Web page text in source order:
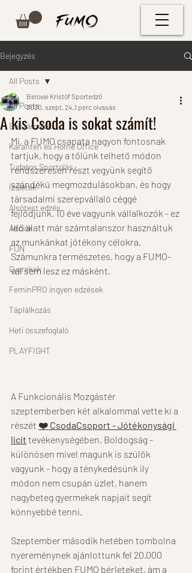
Bejegyzés
All Posts
Beszámolók
Karantén és Home Office
Tudatos Sportolás
Ízületek
Alsótest edzés
Akciók
FUN
Gyerekek
FeminPRO ingyen edzések
Táplálkozás
Heti összefoglaló
PLAYFIGHT
All Posts
A kis Csoda is sokat számít!
Belovai Kristóf Sportedző
2020. szept. 24. 1 perc olvasás
Mi, a FUMO csapata nagyon fontosnak
tartjuk, hogy a tőlünk telhető módon
rendszeresen részt vegyünk segítő
szándékú megmozdulásokban, és hogy
társadalmi szerepvállaló céggé
fejlődjünk. 10 éve vagyunk vállalkozók - ez
idő alatt már számtalanszor használtuk
az munkánkat jótékony célokra.
Számunkra természetes, hogy a FUMO-
val sem lesz ez másként.
A Funkcionális Mozgástér
szeptemberben két alkalommal vette ki a
részét ❤️ CsodaCsoport - Jótékonysági
licit tevékenységében. Boldogság -
különösen mivel magunk is szülők
vagyunk - hogy a ténykedésünk ily
módon nem csupán üzlet, hanem
nagybeteg gyermekek napjait segít
könnyebbé tenni.
Szeptember második hetében tombolna
nyereménynek ajánlottunk fel 20.000
forint értékben FUMO bérleteket, ám a